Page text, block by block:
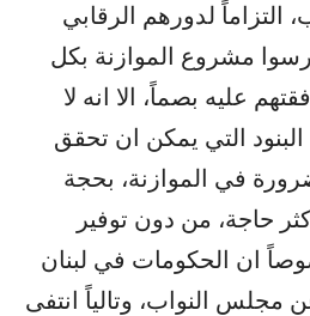
التزاماً لدورهم الرقابي
مشروع الموازنة بكل
عليه بصماً، الا انه لا
التي يمكن ان تحقق
في الموازنة، بحجة
حاجة، من دون توفير
ان الحكومات في لبنان
النواب، وتالياً انتفى